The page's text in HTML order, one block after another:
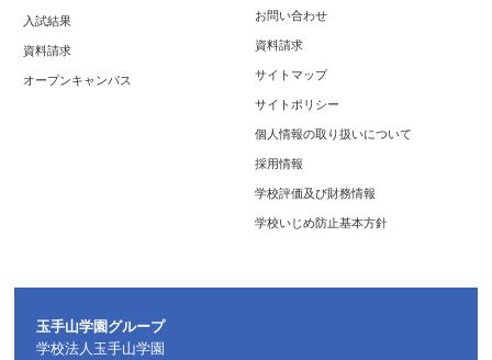
入試結果
資料請求
オープンキャンパス
お問い合わせ
資料請求
サイトマップ
サイトポリシー
個人情報の取り扱いについて
採用情報
学校評価及び財務情報
学校いじめ防止基本方針
玉手山学園グループ
学校法人玉手山学園